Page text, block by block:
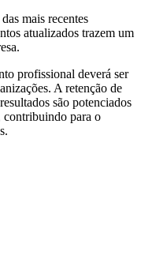
mais recentes
atualizados trazem um
profissional deverá ser
A retenção de
são potenciados
para o